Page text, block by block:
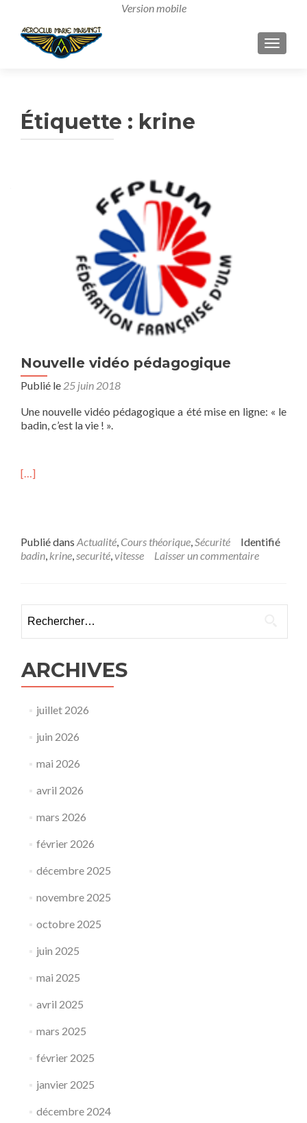
Étiquette : krine
Nouvelle vidéo pédagogique
Publié le 25 juin 2018
Une nouvelle vidéo pédagogique a été mise en ligne: « le
badin, c’est la vie ! ».
[…]
Publié dans Actualité, Cours théorique,Sécurité
Identifié
badin, krine,securité,vitesse Laisser un commentaire
ARCHIVES
juillet 2026
juin 2026
mai 2026
avril 2026
mars 2026
février 2026
décembre 2025
novembre 2025
octobre 2025
juin 2025
mai 2025
avril 2025
mars 2025
février 2025
janvier 2025
décembre 2024